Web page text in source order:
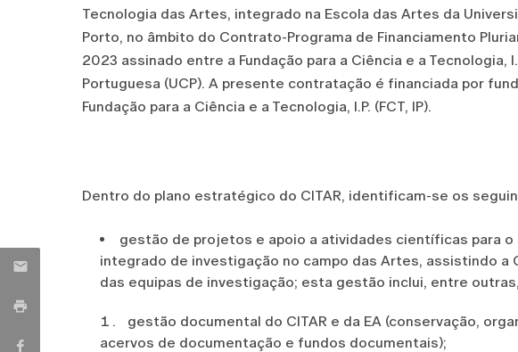
Tecnologia das Artes, integrado na Escola das Artes da
Porto, no âmbito do Contrato-Programa de Financiamento
2023 assinado entre a Fundação para a Ciência e a Tecnologia,
Portuguesa (UCP). A presente contratação é financiada por
Fundação para a Ciência e a Tecnologia, I.P. (FCT, IP).
Dentro do plano estratégico do CITAR, identificam-se os
gestão de projetos e apoio a atividades científicas para
integrado de investigação no campo das Artes, assistindo a
das equipas de investigação; esta gestão inclui, entre
gestão documental do CITAR e da EA (conservação,
acervos de documentação e fundos documentais);